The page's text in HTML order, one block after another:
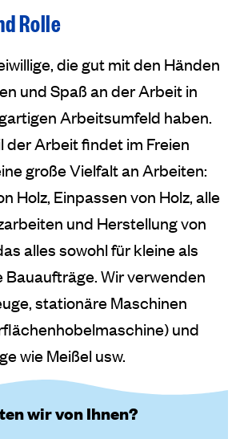
Rolle
die gut mit den Händen
und Spaß an der Arbeit in
Arbeitsumfeld haben.
der Arbeit findet im Freien
große Vielfalt an Arbeiten:
Holz, Einpassen von Holz, alle
und Herstellung von
alles sowohl für kleine als
Bauaufträge. Wir verwenden
stationäre Maschinen
und
wie Meißel usw.
wir von Ihnen?